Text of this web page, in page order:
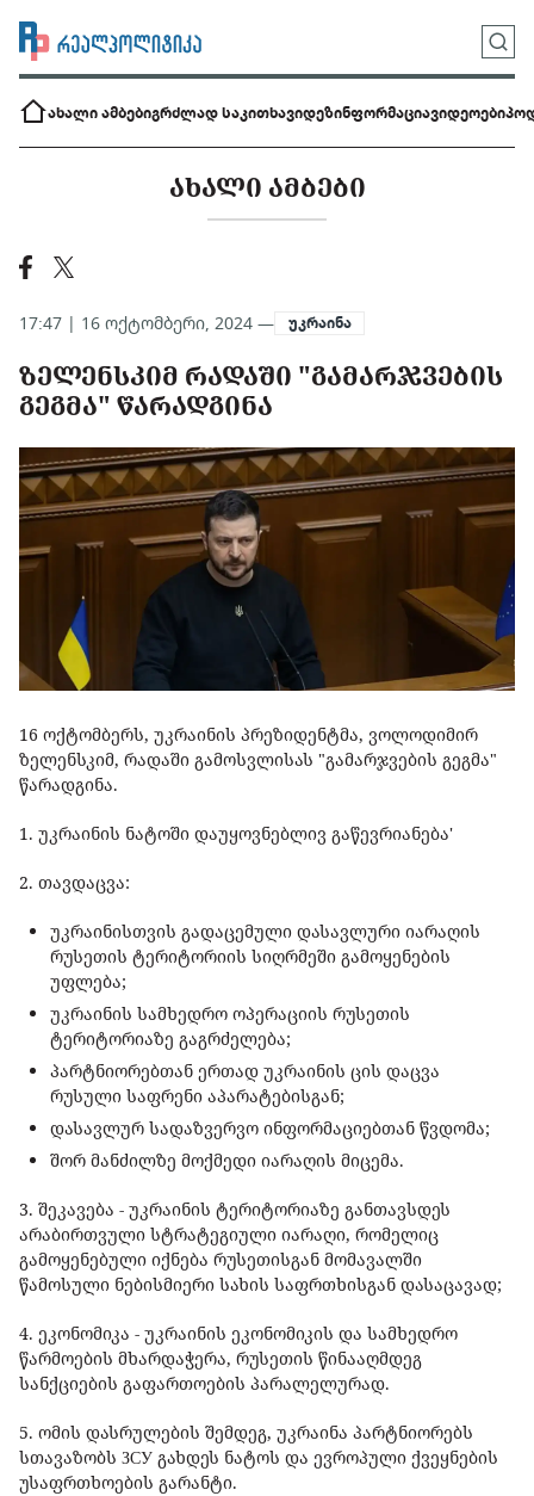
ახალი ამბებიგრძლად საკითხავიდეზინფორმაციავიდეოები
ᲐᲮᲐᲚᲘ ᲐᲛᲑᲔᲑᲘ
17:47 | 16 ოქტომბერი, 2024 — უკრაინა
ᲖᲔᲚᲔᲜᲡᲙᲘᲛ ᲠᲐᲓᲐᲨᲘ "ᲒᲐᲛᲐᲠᲯᲕᲔᲑᲘᲡ
ᲒᲔᲒᲛᲐ" ᲬᲐᲠᲐᲓᲒᲘᲜᲐ
16 ოქტომბერს, უკრაინის პრეზიდენტმა, ვოლოდიმირ
ზელენსკიმ, რადაში გამოსვლისას "გამარჯვების გეგმა"
წარადგინა.
1. უკრაინის ნატოში დაუყოვნებლივ გაწევრიანება'
2. თავდაცვა:
უკრაინისთვის გადაცემული დასავლური იარაღის
რუსეთის ტერიტორიის სიღრმეში გამოყენების
უფლება;
უკრაინის სამხედრო ოპერაციის რუსეთის
ტერიტორიაზე გაგრძელება;
პარტნიორებთან ერთად უკრაინის ცის დაცვა
რუსული საფრენი აპარატებისგან;
დასავლურ სადაზვერვო ინფორმაციებთან წვდომა;
შორ მანძილზე მოქმედი იარაღის მიცემა.
3. შეკავება - უკრაინის ტერიტორიაზე განთავსდეს
არაბირთვული სტრატეგიული იარაღი, რომელიც
გამოყენებული იქნება რუსეთისგან მომავალში
წამოსული ნებისმიერი სახის საფრთხისგან დასაცავად;
4. ეკონომიკა - უკრაინის ეკონომიკის და სამხედრო
წარმოების მხარდაჭერა, რუსეთის წინააღმდეგ
სანქციების გაფართოების პარალელურად.
5. ომის დასრულების შემდეგ, უკრაინა პარტნიორებს
სთავაზობს ЗСУ გახდეს ნატოს და ევროპული ქვეყნების
უსაფრთხოების გარანტი.